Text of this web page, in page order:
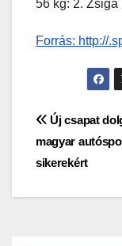
56 kg: 2. Zsiga
Forrás: http://
Új csapat
magyar
sikerekért